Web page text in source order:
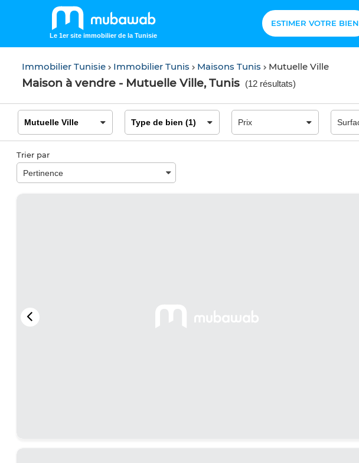
Le 1er site immobilier de la Tunisie
ESTIMER VOTRE BIEN
Immobilier Tunisie Immobilier Tunis Maisons Tunis Mutuelle Ville
Maison à vendre - Mutuelle Ville, Tunis (12 résultats)
Trier par